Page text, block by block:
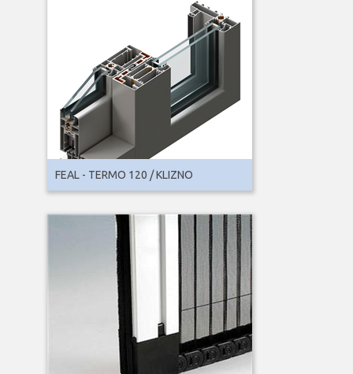
FEAL - TERMO 120 / KLIZNO